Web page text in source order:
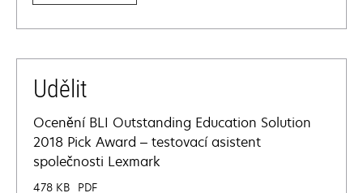
Udělit
Ocenění BLI Outstanding Education Solution
2018 Pick Award – testovací asistent
společnosti Lexmark
478 KB PDF